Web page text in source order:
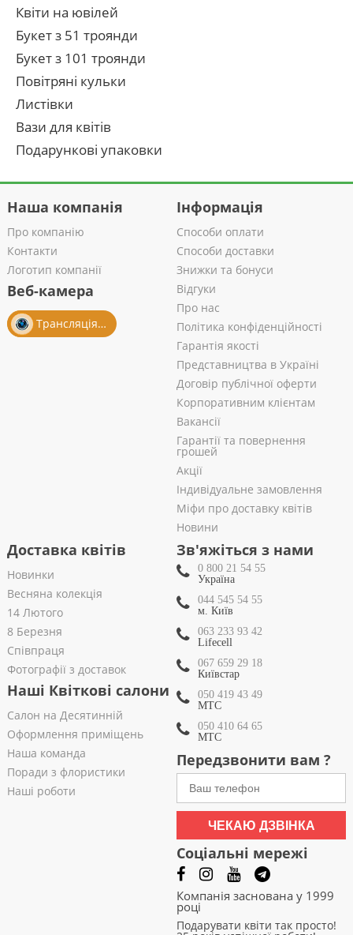
Квіти на ювілей
Букет з 51 троянди
Букет з 101 троянди
Повітряні кульки
Листівки
Вази для квітів
Подарункові упаковки
Наша компанія
Про компанію
Контакти
Логотип компанії
Веб-камера
Трансляція із салону
Інформація
Способи оплати
Способи доставки
Знижки та бонуси
Відгуки
Про нас
Політика конфіденційності
Гарантія якості
Представництва в Україні
Договір публічної оферти
Корпоративним клієнтам
Вакансії
Гарантії та повернення
грошей
Акції
Індивідуальне замовлення
Міфи про доставку квітів
Новини
Доставка квітів
Новинки
Весняна колекція
14 Лютого
8 Березня
Співпраця
Фотографії з доставок
Наші Квіткові салони
Салон на Десятинній
Оформлення приміщень
Наша команда
Поради з флористики
Наші роботи
Зв'яжіться з нами
0 800 21 54 55
Україна
044 545 54 55
м. Київ
063 233 93 42
Lifecell
067 659 29 18
Київстар
050 419 43 49
МТС
050 410 64 65
МТС
Передзвонити вам ?
ЧЕКАЮ ДЗВІНКА
Соціальні мережі
Компанія заснована у 1999
році
Подарувати квіти так просто!